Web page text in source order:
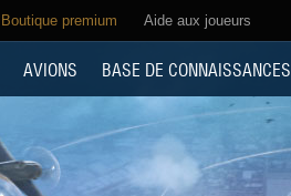
Boutique premium Aide aux joueurs
AVIONS BASE DE CONNAISSANCES